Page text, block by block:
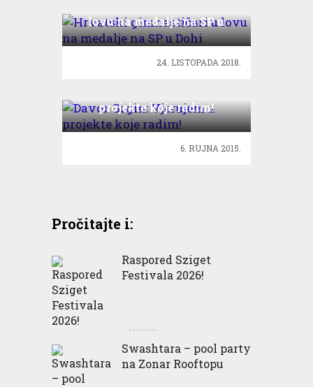
lovu na medalje na SP u
Dohi
24. LISTOPADA 2018.
projekte koje radim!
6. RUJNA 2015.
Pročitajte i:
Raspored Sziget
Festivala 2026!
Swashtara – pool party
na Zonar Rooftopu